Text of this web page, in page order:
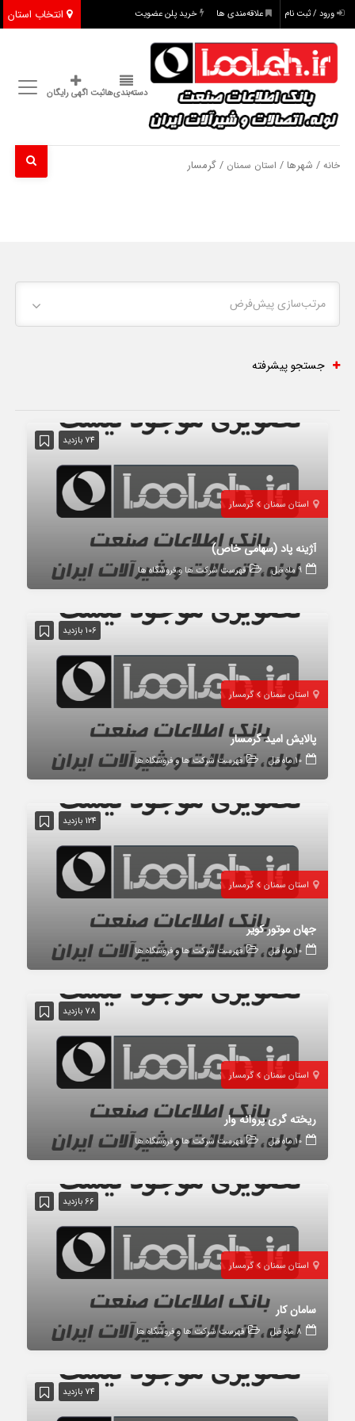
انتخاب استان ورود / ثبت نام علاقه‌مندی ها خرید پلن عضویت
دسته‌بندی‌هاثبت اگهی رایگان
خانه / شهرها / استان سمنان / گرمسار
مرتب‌سازی پیش‌فرض
جستجو پیشرفته
74 بازدید
استان سمنان گرمسار
آژینه پاد (سهامی خاص)
9 ماه قبل فهرست شرکت ها و فروشگاه ها
106 بازدید
استان سمنان گرمسار
پالایش امید گرمسار
10 ماه قبل فهرست شرکت ها و فروشگاه ها
124 بازدید
استان سمنان گرمسار
جهان موتور کویر
10 ماه قبل فهرست شرکت ها و فروشگاه ها
78 بازدید
استان سمنان گرمسار
ریخته گری پروانه وار
10 ماه قبل فهرست شرکت ها و فروشگاه ها
66 بازدید
استان سمنان گرمسار
سامان کار
8 ماه قبل فهرست شرکت ها و فروشگاه ها
74 بازدید